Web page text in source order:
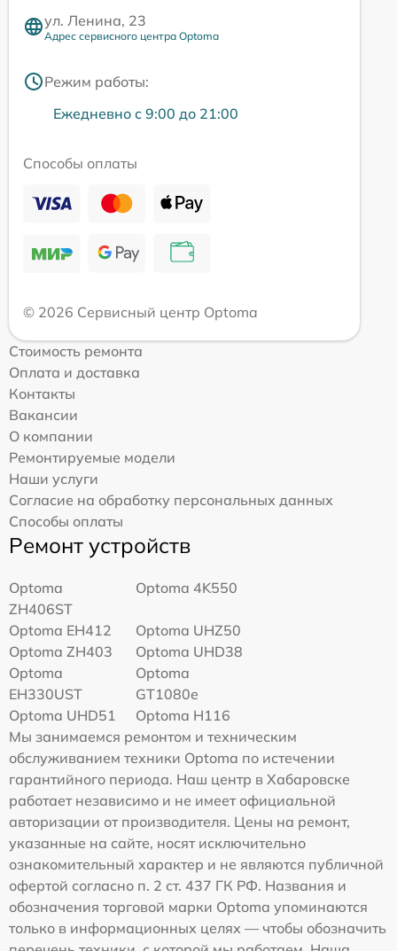
ул. Ленина, 23
Адрес сервисного центра Optoma
Режим работы:
Ежедневно с 9:00 до 21:00
Способы оплаты
© 2026 Сервисный центр Optoma
Стоимость ремонта
Оплата и доставка
Контакты
Вакансии
О компании
Ремонтируемые модели
Наши услуги
Согласие на обработку персональных данных
Способы оплаты
Ремонт устройств
Optoma
ZH406ST
Optoma 4K550
Optoma EH412
Optoma UHZ50
Optoma ZH403
Optoma UHD38
Optoma
EH330UST
Optoma
GT1080e
Optoma UHD51
Optoma H116
Мы занимаемся ремонтом и техническим
обслуживанием техники Optoma по истечении
гарантийного периода. Наш центр в Хабаровске
работает независимо и не имеет официальной
авторизации от производителя. Цены на ремонт,
указанные на сайте, носят исключительно
ознакомительный характер и не являются публичной
офертой согласно п. 2 ст. 437 ГК РФ. Названия и
обозначения торговой марки Optoma упоминаются
только в информационных целях — чтобы обозначить